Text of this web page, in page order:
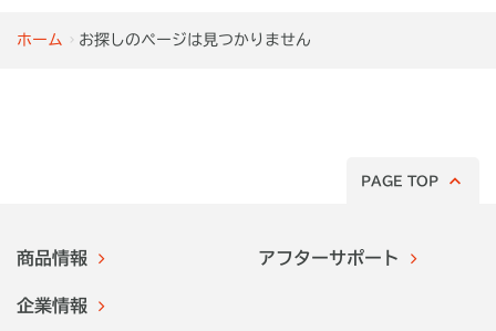
ホーム お探しのページは見つかりません
PAGE TOP
商品情報 アフターサポート
企業情報